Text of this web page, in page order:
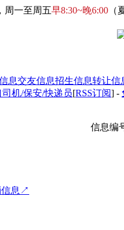
，周一至周五早8:30~晚6:00 （
息交友信息招生信息转让信
机/保安/快递员[RSS订阅] -
信息编
信息↗